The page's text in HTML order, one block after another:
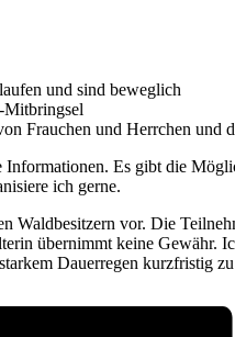
und sind beweglich
Mitbringsel
Frauchen und Herrchen und
Informationen. Es gibt die
ich gerne.
Waldbesitzern vor. Die
übernimmt keine Gewähr.
Dauerregen kurzfristig